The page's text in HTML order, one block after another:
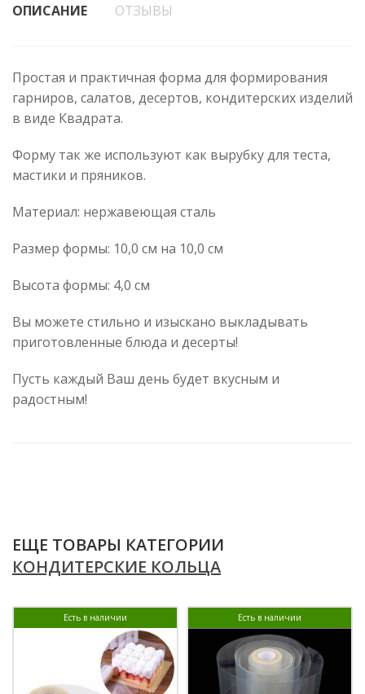
ОПИСАНИЕ ОТЗЫВЫ
Простая и практичная форма для формирования
гарниров, салатов, десертов, кондитерских изделий
в виде Квадрата.
Форму так же используют как вырубку для теста,
мастики и пряников.
Материал: нержавеющая сталь
Размер формы: 10,0 см на 10,0 см
Высота формы: 4,0 см
Вы можете стильно и изыскано выкладывать
приготовленные блюда и десерты!
Пусть каждый Ваш день будет вкусным и
радостным!
ЕЩЕ ТОВАРЫ КАТЕГОРИИ
КОНДИТЕРСКИЕ КОЛЬЦА
Есть в наличии Есть в наличии